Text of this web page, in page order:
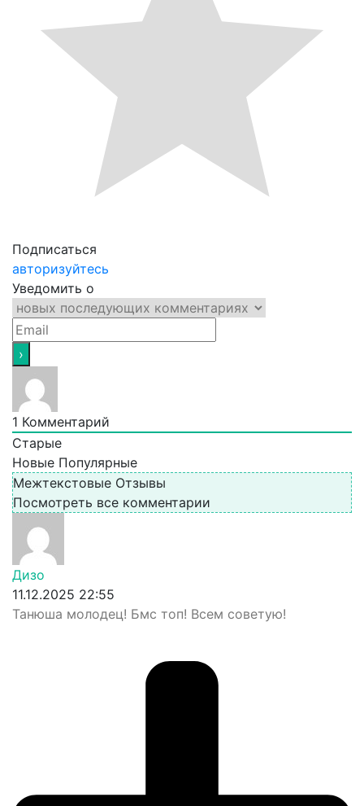
Подписаться
авторизуйтесь
Уведомить о
1 Комментарий
Старые
Новые Популярные
Межтекстовые Отзывы
Посмотреть все комментарии
Дизо
11.12.2025 22:55
Танюша молодец! Бмс топ! Всем советую!